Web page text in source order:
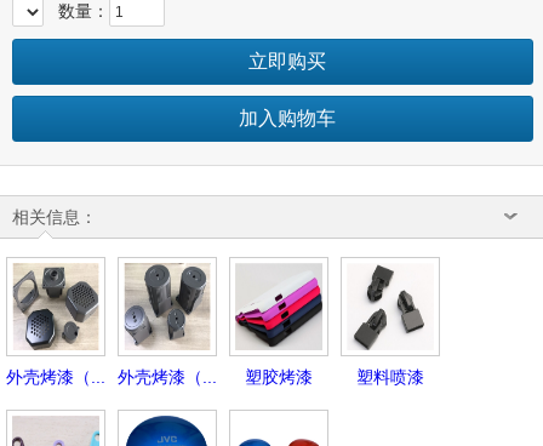
数量：
立即购买
加入购物车
相关信息：
外壳烤漆（... 外壳烤漆（... 塑胶烤漆 塑料喷漆